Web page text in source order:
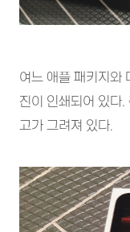
여느 애플 패키지와
진이 인쇄되어 있
고가 그려져 있다.